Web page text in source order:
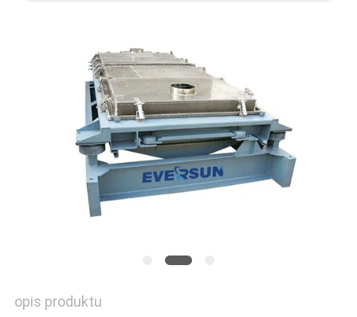
STRONY
POLITYKA
PRYWATNOŚCI
opis produktu